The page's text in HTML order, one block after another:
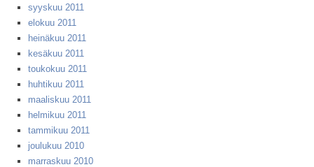
syyskuu 2011
elokuu 2011
heinäkuu 2011
kesäkuu 2011
toukokuu 2011
huhtikuu 2011
maaliskuu 2011
helmikuu 2011
tammikuu 2011
joulukuu 2010
marraskuu 2010